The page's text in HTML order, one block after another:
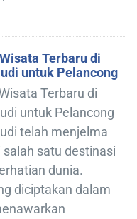
Terbaru di
untuk Pelancong
Terbaru di
untuk Pelancong
telah menjelma
salah satu destinasi
dunia.
diciptakan dalam